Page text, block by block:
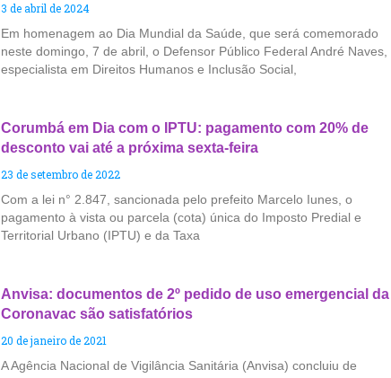
3 de abril de 2024
Em homenagem ao Dia Mundial da Saúde, que será comemorado
neste domingo, 7 de abril, o Defensor Público Federal André Naves,
especialista em Direitos Humanos e Inclusão Social,
Corumbá em Dia com o IPTU: pagamento com 20% de
desconto vai até a próxima sexta-feira
23 de setembro de 2022
Com a lei n° 2.847, sancionada pelo prefeito Marcelo Iunes, o
pagamento à vista ou parcela (cota) única do Imposto Predial e
Territorial Urbano (IPTU) e da Taxa
Anvisa: documentos de 2º pedido de uso emergencial da
Coronavac são satisfatórios
20 de janeiro de 2021
A Agência Nacional de Vigilância Sanitária (Anvisa) concluiu de